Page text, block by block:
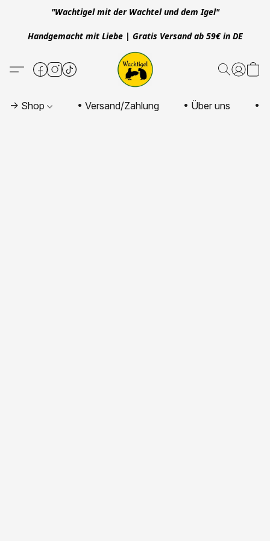
"Wachtigel mit der Wachtel und dem Igel"
Handgemacht mit Liebe | Gratis Versand ab 59€ in DE
-> Shop • Versand/Zahlung • Über uns •